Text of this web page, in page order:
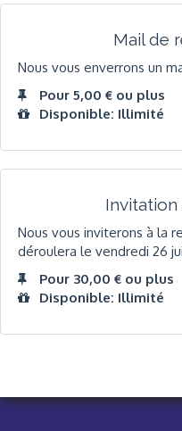
Mail de
Nous vous enverrons un
Pour 5,00 € ou plus
Disponible: Illimité
Nous vous inviterons à la
déroulera le vendredi 26
Pour 30,00 € ou plus
Disponible: Illimité